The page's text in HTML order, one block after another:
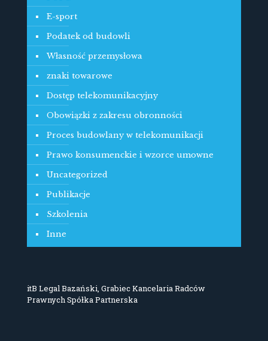
E-sport
Podatek od budowli
Własność przemysłowa
znaki towarowe
Dostęp telekomunikacyjny
Obowiązki z zakresu obronności
Proces budowlany w telekomunikacji
Prawo konsumenckie i wzorce umowne
Uncategorized
Publikacje
Szkolenia
Inne
itB Legal Bazański, Grabiec Kancelaria Radców
Prawnych Spółka Partnerska